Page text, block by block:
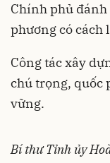
Chính phủ
phương có cách
Công tác xây
chú trọng, quốc
vững.
Bí thư Tỉnh ủy